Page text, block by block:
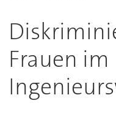
Frauen im